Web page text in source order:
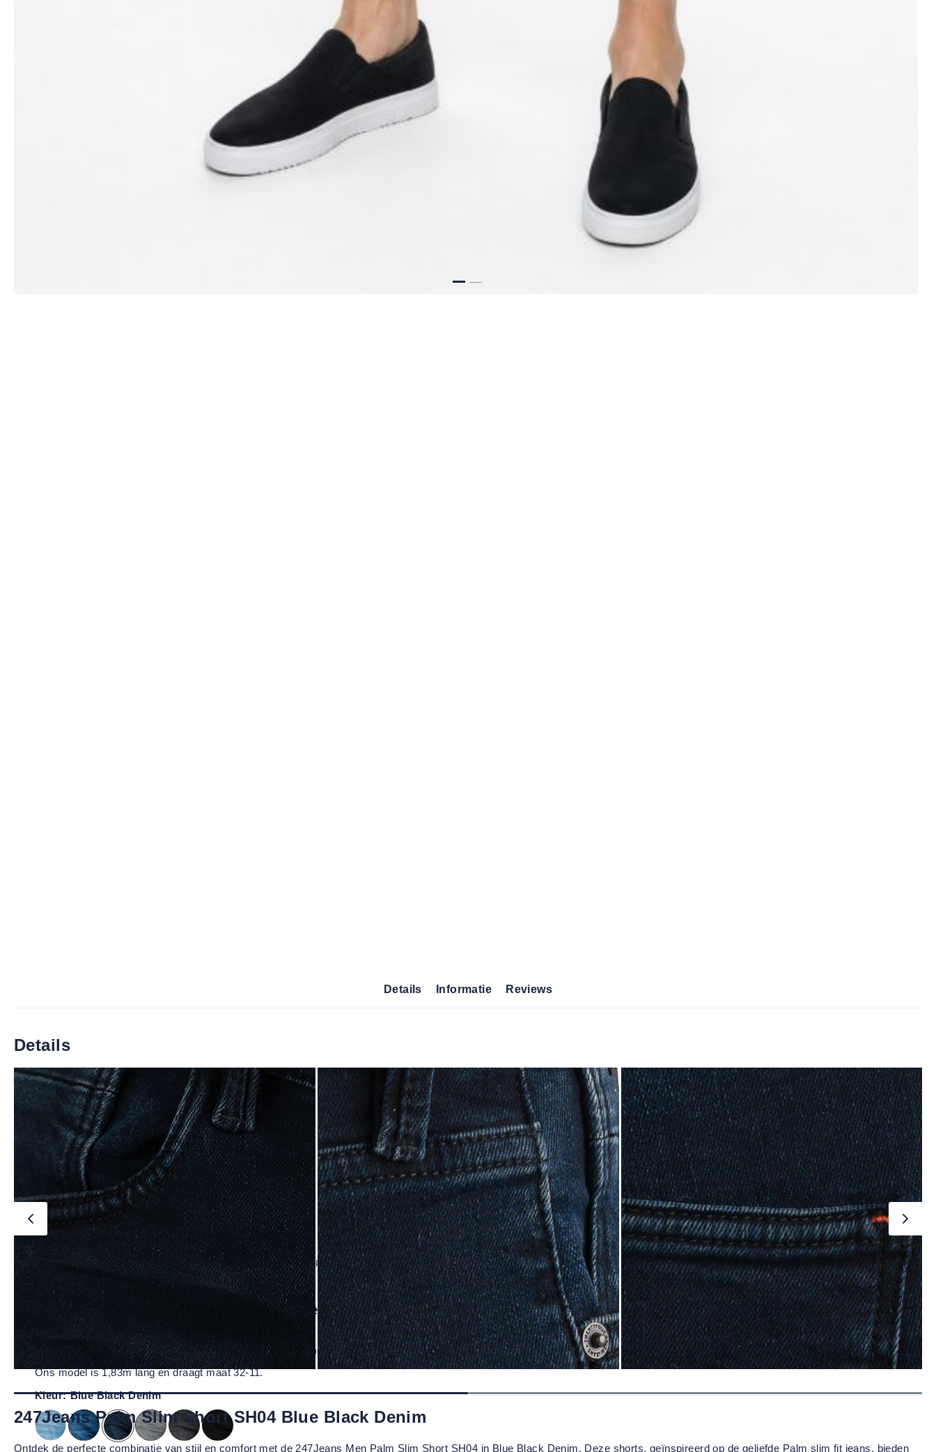
Werk Jeans / Branche Horeca en Food / 247Jeans Palm Slim Short SH04 Blue Black Denim
247Jeans Palm Slim Short SH04 Blue Black Denim
€ 77,95 incl. btw
Direct leverbaar, op werkdagen voor 15:00 uur besteld, morgen in huis
Ons model is 1,83m lang en draagt maat 32-11.
Kleur: Blue Black Denim
Details Informatie Reviews
Details
247Jeans Palm Slim Short SH04 Blue Black Denim
Ontdek de perfecte combinatie van stijl en comfort met de 247Jeans Men Palm Slim Short SH04 in Blue Black Denim. Deze shorts, geïnspireerd op de geliefde Palm slim fit jeans, bieden